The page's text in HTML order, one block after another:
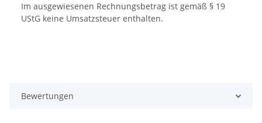
Im ausgewiesenen Rechnungsbetrag ist gemäß § 19
UStG keine Umsatzsteuer enthalten.
Bewertungen